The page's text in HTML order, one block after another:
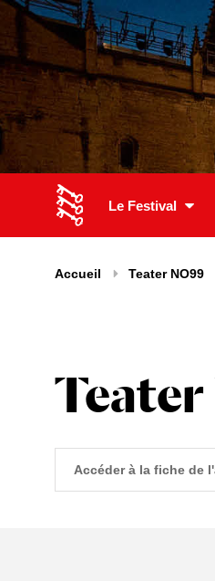
Le Festival
Accueil Teater NO99
Teater
Accéder à la fiche de